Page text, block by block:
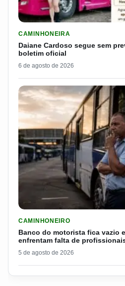
CAMINHONEIRA
Daiane Cardoso segue sem
boletim oficial
6 de agosto de 2026
CAMINHONEIRO
Banco do motorista fica vazio
enfrentam falta de
5 de agosto de 2026